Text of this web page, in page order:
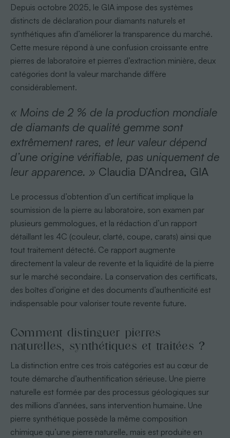
Depuis octobre 2025, le GIA impose des systèmes
distincts de déclaration pour diamants naturels et
synthétiques afin d’améliorer la transparence du marché.
Cette mesure répond à une confusion croissante entre
pierres de laboratoire et pierres d’extraction minière, deux
catégories dont la valeur marchande diffère
considérablement.
« Moins de 2 % de la production mondiale
de diamants de qualité gemme sont
extrêmement rares, et leur valeur dépend
d’une origine vérifiable, pas uniquement de
leur apparence. » Claudia D’Andrea, GIA
Le processus d’obtention d’un certificat implique la
soumission de la pierre au laboratoire, son examen par
plusieurs gemmologues, et la rédaction d’un rapport
détaillant les 4C (couleur, clarté, coupe, carats) ainsi que
tout traitement détecté. Ce rapport augmente
directement la valeur de revente et la liquidité de la pierre
sur le marché secondaire. La conservation des certificats,
des boîtes d’origine et des documents d’authenticité est
indispensable pour valoriser toute revente future.
Comment distinguer pierres
naturelles, synthétiques et traitées ?
La distinction entre ces trois catégories est au cœur de
toute démarche d’authentification sérieuse. Une pierre
naturelle est formée par des processus géologiques sur
des millions d’années, sans intervention humaine. Une
pierre synthétique possède la même composition
chimique qu’une pierre naturelle, mais est produite en